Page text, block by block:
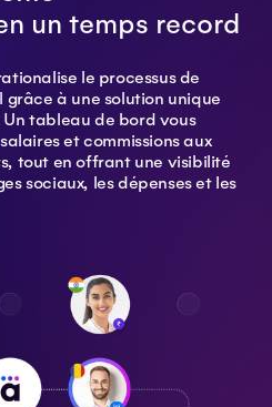
un temps record
le processus de
à une solution unique
tableau de bord vous
et commissions aux
tout en offrant une visibilité
sociaux, les dépenses et les